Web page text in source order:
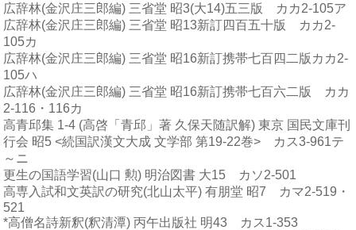
広辞林(金沢庄三郎編) 三省堂 昭3(大14)五三版 カカ2-105ア
広辞林(金沢庄三郎編) 三省堂 昭13新訂四百五十版 カカ2-
105カ
広辞林(金沢庄三郎編) 三省堂 昭16新訂携帯七百四二版カカ2-
105ハ
広辞林(金沢庄三郎編) 三省堂 昭16新訂携帯七百六二版 カカ
2-116・116カ
高青邱集 1-4 (高啓「青邱」著 久保天随訳解) 東京 国民文庫刊
行会 昭5 <続国訳漢文大成 文学部 第19-22巻> カス3-961テ
～ニ
更生の国語学習(山口 勲) 明治図書 大15 カソ2-501
高専入試和文英訳の研究(北山太平) 有朋堂 昭7 カマ2-519・
521
*高僧名詩新釈(釈清潭) 丙午出版社 明43 カス1-353